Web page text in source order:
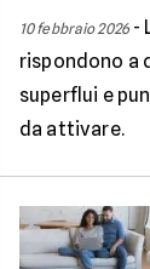
10 febbraio 2026-
rispondono a
superflui e
da attivare.